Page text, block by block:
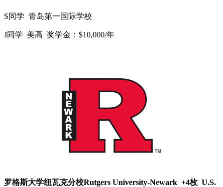
S同学 青岛第一国际学校
J同学 美高 奖学金：$10,000/年
罗格斯大学纽瓦克分校Rutgers University-Newark +4枚 U.S.